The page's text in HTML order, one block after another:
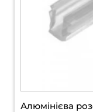
Алюмінієва